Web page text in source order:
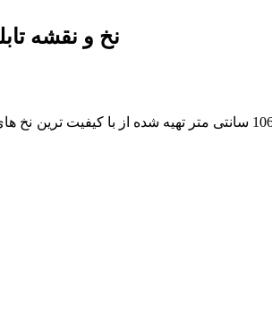
نخ و نقشه
با 50 رنگ و 5 رنگ ابریشم به ابعاد 500 در 700 گره (رجشمار 46) و سایز 76 در 106